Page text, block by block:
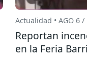
Actualidad • AGO 6 /
Reportan
en la Feria